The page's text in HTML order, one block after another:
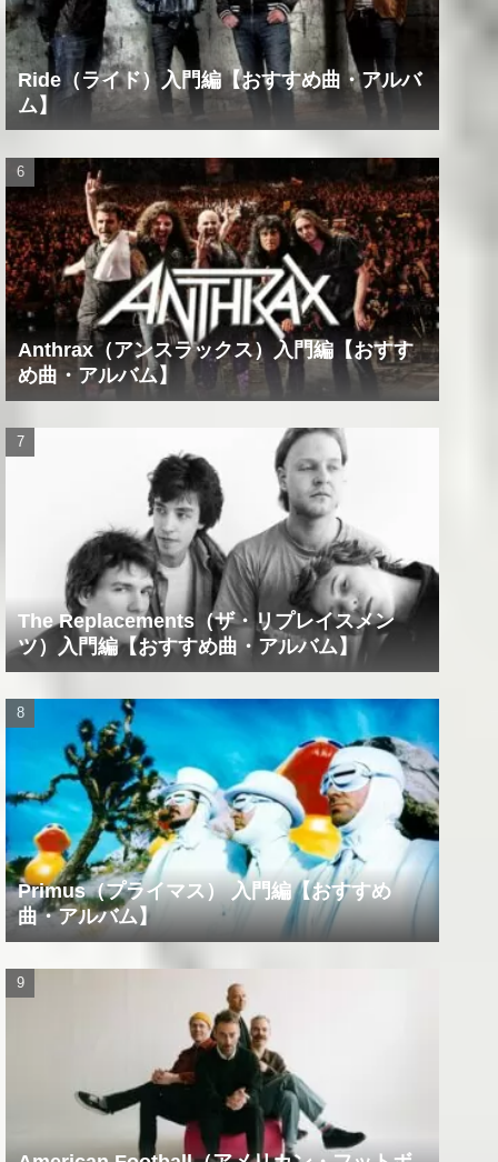
Ride（ライド）入門編【おすすめ曲・アルバ
ム】
Anthrax（アンスラックス）入門編【おすす
め曲・アルバム】
The Replacements（ザ・リプレイスメン
ツ）入門編【おすすめ曲・アルバム】
Primus（プライマス） 入門編【おすすめ
曲・アルバム】